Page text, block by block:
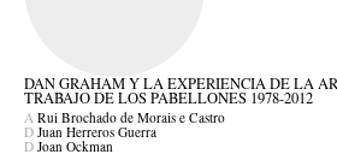
DAN GRAHAM Y LA EXPERIENCIA DE LA
TRABAJO DE LOS PABELLONES 1978-2012
A Rui Brochado de Morais e Castro
D Juan Herreros Guerra
D Joan Ockman